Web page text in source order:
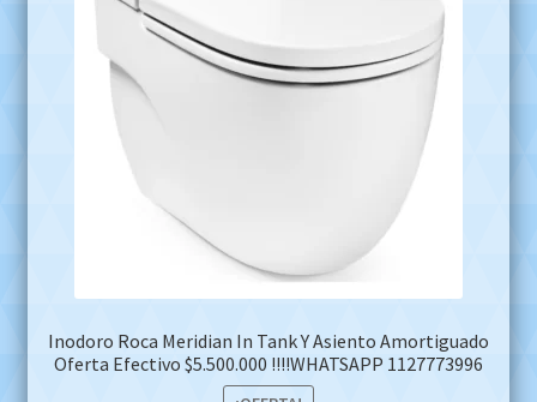
Inodoro Roca Meridian In Tank Y Asiento Amortiguado
Oferta Efectivo $5.500.000 !!!!WHATSAPP 1127773996